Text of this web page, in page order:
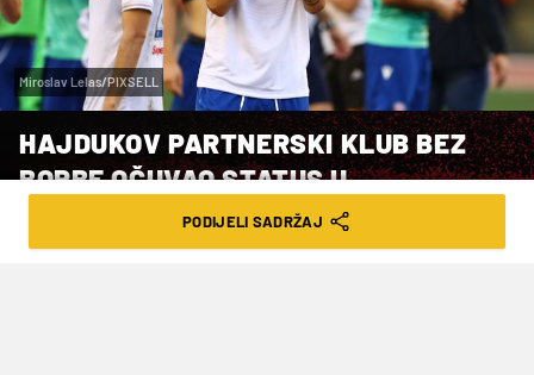
Miroslav Lelas/PIXSELL
HAJDUKOV PARTNERSKI KLUB BEZ
BORBE OČUVAO STATUS U
SLOVENSKOJ ELITI
PODIJELI SADRŽAJ